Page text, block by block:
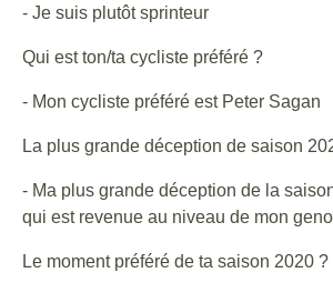
- Je suis plutôt sprinteur
Qui est ton/ta cycliste préféré ?
- Mon cycliste préféré est Peter Sagan
La plus grande déception de saison
- Ma plus grande déception de la
qui est revenue au niveau de mon
Le moment préféré de ta saison 2020 ?